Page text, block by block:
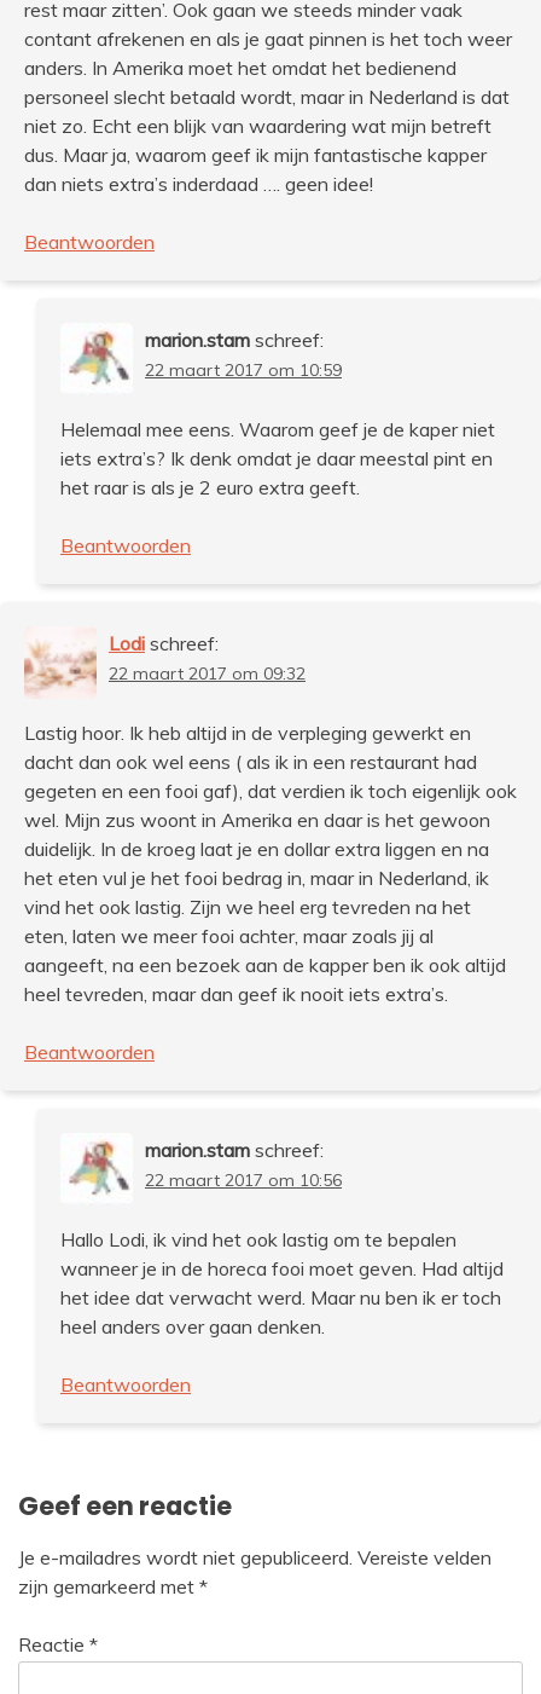
rest maar zitten’. Ook gaan we steeds minder vaak
contant afrekenen en als je gaat pinnen is het toch weer
anders. In Amerika moet het omdat het bedienend
personeel slecht betaald wordt, maar in Nederland is dat
niet zo. Echt een blijk van waardering wat mijn betreft
dus. Maar ja, waarom geef ik mijn fantastische kapper
dan niets extra’s inderdaad …. geen idee!
Beantwoorden
marion.stam schreef:
22 maart 2017 om 10:59
Helemaal mee eens. Waarom geef je de kaper niet
iets extra’s? Ik denk omdat je daar meestal pint en
het raar is als je 2 euro extra geeft.
Beantwoorden
Lodi schreef:
22 maart 2017 om 09:32
Lastig hoor. Ik heb altijd in de verpleging gewerkt en
dacht dan ook wel eens ( als ik in een restaurant had
gegeten en een fooi gaf), dat verdien ik toch eigenlijk ook
wel. Mijn zus woont in Amerika en daar is het gewoon
duidelijk. In de kroeg laat je en dollar extra liggen en na
het eten vul je het fooi bedrag in, maar in Nederland, ik
vind het ook lastig. Zijn we heel erg tevreden na het
eten, laten we meer fooi achter, maar zoals jij al
aangeeft, na een bezoek aan de kapper ben ik ook altijd
heel tevreden, maar dan geef ik nooit iets extra’s.
Beantwoorden
marion.stam schreef:
22 maart 2017 om 10:56
Hallo Lodi, ik vind het ook lastig om te bepalen
wanneer je in de horeca fooi moet geven. Had altijd
het idee dat verwacht werd. Maar nu ben ik er toch
heel anders over gaan denken.
Beantwoorden
Geef een reactie
Je e-mailadres wordt niet gepubliceerd. Vereiste velden
zijn gemarkeerd met *
Reactie *